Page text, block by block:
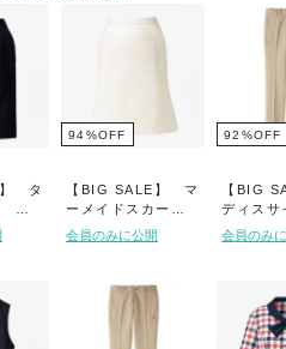
】 タ
新
94%OFF
【BIG SALE】 マ
ーメイドスカー
ト 新品
会員のみに公開
92 %OFF
【BIG
ディスサ
ットパ
会員のみ